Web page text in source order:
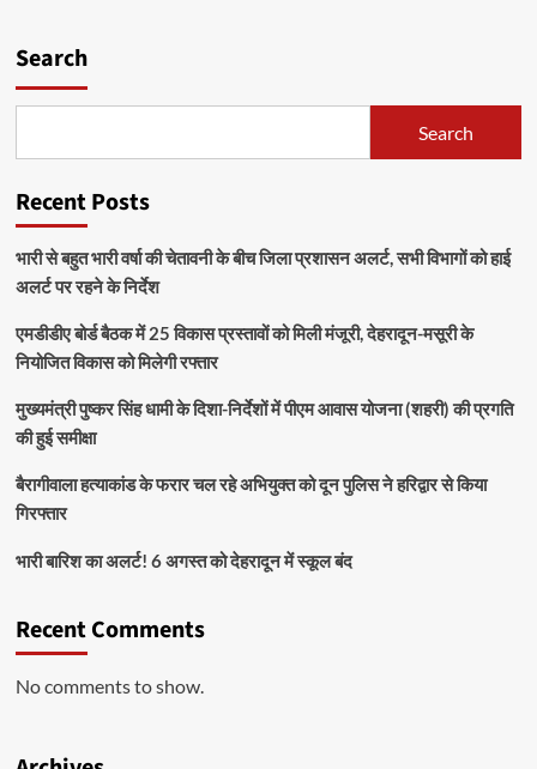
Search
Search
Recent Posts
भारी से बहुत भारी वर्षा की चेतावनी के बीच जिला प्रशासन अलर्ट, सभी विभागों को हाई
अलर्ट पर रहने के निर्देश
एमडीडीए बोर्ड बैठक में 25 विकास प्रस्तावों को मिली मंजूरी, देहरादून-मसूरी के
नियोजित विकास को मिलेगी रफ्तार
मुख्यमंत्री पुष्कर सिंह धामी के दिशा-निर्देशों में पीएम आवास योजना (शहरी) की प्रगति
की हुई समीक्षा
बैरागीवाला हत्याकांड के फरार चल रहे अभियुक्त को दून पुलिस ने हरिद्वार से किया
गिरफ्तार
भारी बारिश का अलर्ट! 6 अगस्त को देहरादून में स्कूल बंद
Recent Comments
No comments to show.